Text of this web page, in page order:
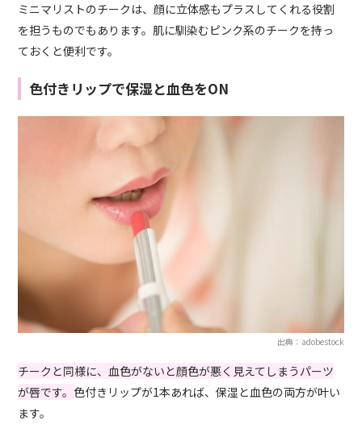
ミニマリストのチークは、顔に立体感もプラスしてくれる役割
を担うものでもあります。肌に馴染むピンク系のチークを持っ
ておくと便利です。
色付きリップで保湿と血色をON
出典：adobestock
チークと同様に、血色がないと顔色が悪く見えてしまうパーツ
が唇です。 色付きリップが1本あれば、保湿と血色の両方が叶い
ます。